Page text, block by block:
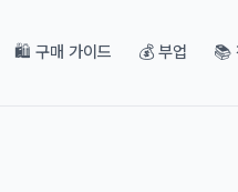
🛍️ 구매 가이드 💰 부업 📚